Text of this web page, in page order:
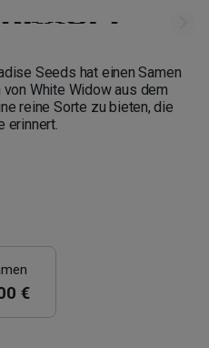
Seeds hat einen Samen
White Widow aus dem
reine Sorte zu bieten, die
erinnert.
€